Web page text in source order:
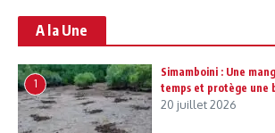
A la Une
1
Simamboini : Une
temps et protège une
20 juillet 2026